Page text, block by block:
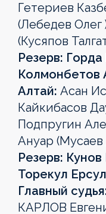
Гетериев
(Лебедев
(Кусяпов
Резерв:
Колмонбетов
Алтай: Асан
Кайкибасов
Подпругин
Ануар (Мусаев
Резерв:
Торекул
Главный
КАРЛОВ